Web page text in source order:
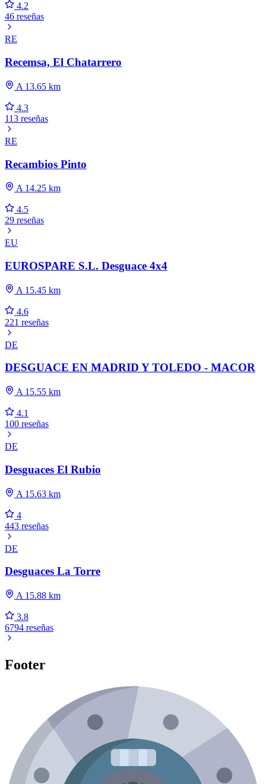
4.2
46 reseñas
RE
Recemsa, El Chatarrero
A 13.65 km
4.3
113 reseñas
RE
Recambios Pinto
A 14.25 km
4.5
29 reseñas
EU
EUROSPARE S.L. Desguace 4x4
A 15.45 km
4.6
221 reseñas
DE
DESGUACE EN MADRID Y TOLEDO - MACOR
A 15.55 km
4.1
100 reseñas
DE
Desguaces El Rubio
A 15.63 km
4
443 reseñas
DE
Desguaces La Torre
A 15.88 km
3.8
6794 reseñas
Footer